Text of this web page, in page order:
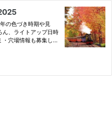
の色づき時期や見
ん、ライトアップ日時
穴場情報も募集して